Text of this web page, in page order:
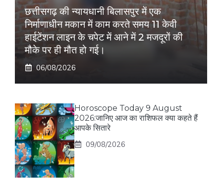
छत्तीसगढ़ की न्यायधानी बिलासपुर में एक
निर्माणाधीन मकान में काम करते समय 11 केवी
हाईटेंशन लाइन के चपेट में आने में 2 मजदूरों की
मौके पर ही मौत हो गई।
06/08/2026
Horoscope Today 9 August
2026:जानिए आज का राशिफल क्या कहते हैं
आपके सितारे
09/08/2026